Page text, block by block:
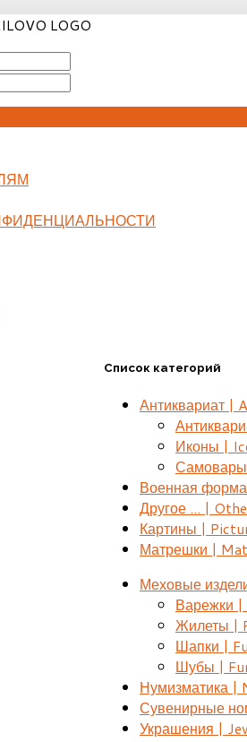
Список категорий
Антиквариат |
Иконы |
Военная
Другое ... |
Картины |
Матрешки |
Меховые
Варежки
Жилеты |
Шапки |
Шубы |
Нумизматика |
Сувенирные
Украшения |